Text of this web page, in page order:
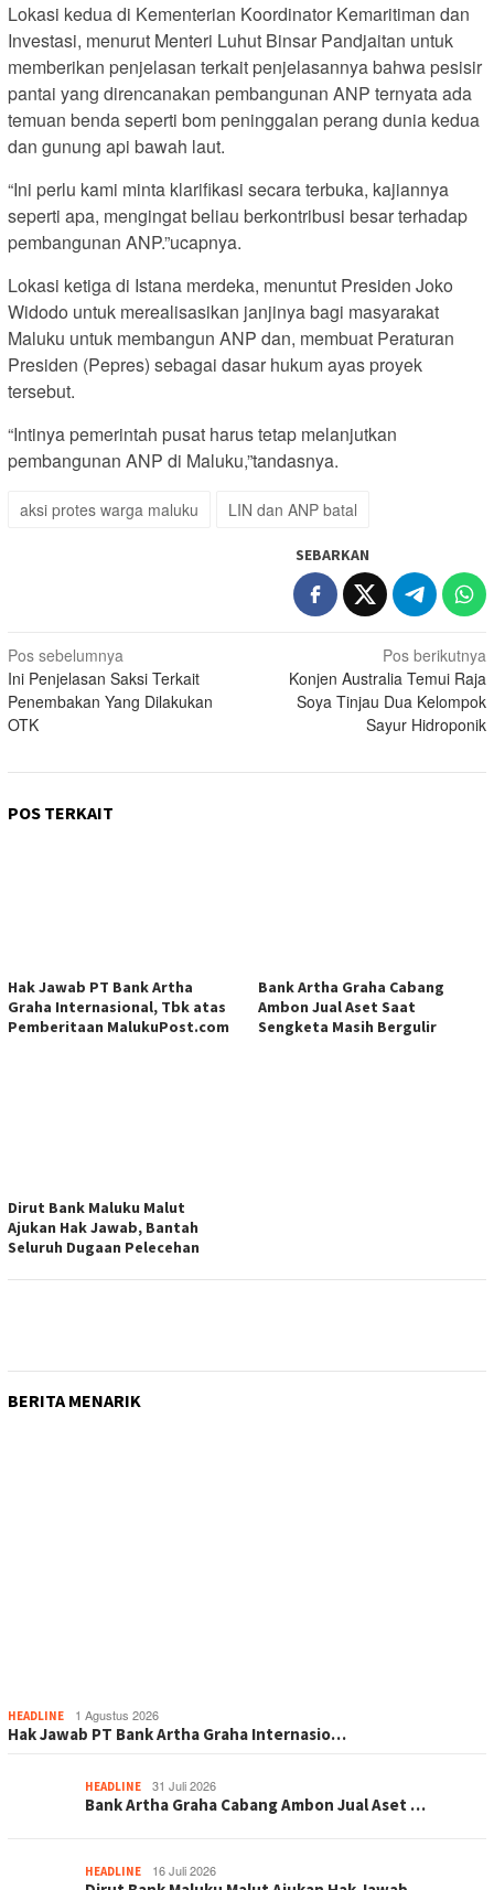
Lokasi kedua di Kementerian Koordinator Kemaritiman dan
Investasi, menurut Menteri Luhut Binsar Pandjaitan untuk
memberikan penjelasan terkait penjelasannya bahwa pesisir
pantai yang direncanakan pembangunan ANP ternyata ada
temuan benda seperti bom peninggalan perang dunia kedua
dan gunung api bawah laut.
“Ini perlu kami minta klarifikasi secara terbuka, kajiannya
seperti apa, mengingat beliau berkontribusi besar terhadap
pembangunan ANP.”ucapnya.
Lokasi ketiga di Istana merdeka, menuntut Presiden Joko
Widodo untuk merealisasikan janjinya bagi masyarakat
Maluku untuk membangun ANP dan, membuat Peraturan
Presiden (Pepres) sebagai dasar hukum ayas proyek
tersebut.
“Intinya pemerintah pusat harus tetap melanjutkan
pembangunan ANP di Maluku,”tandasnya.
aksi protes warga maluku LIN dan ANP batal
SEBARKAN
Navigasi
pos
Pos sebelumnya
Ini Penjelasan Saksi Terkait
Penembakan Yang Dilakukan
OTK
Pos berikutnya
Konjen Australia Temui Raja
Soya Tinjau Dua Kelompok
Sayur Hidroponik
POS TERKAIT
Hak Jawab PT Bank Artha
Graha Internasional, Tbk atas
Pemberitaan MalukuPost.com
Bank Artha Graha Cabang
Ambon Jual Aset Saat
Sengketa Masih Bergulir
Dirut Bank Maluku Malut
Ajukan Hak Jawab, Bantah
Seluruh Dugaan Pelecehan
BERITA MENARIK
HEADLINE 1 Agustus 2026
Hak Jawab PT Bank Artha Graha Internasio…
HEADLINE 31 Juli 2026
Bank Artha Graha Cabang Ambon Jual Aset …
HEADLINE 16 Juli 2026